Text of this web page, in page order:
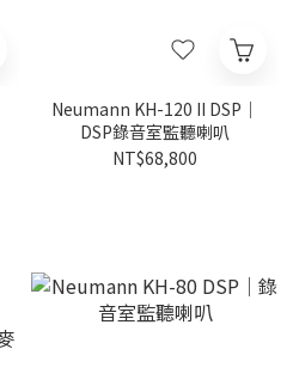
Neumann KH-120 II DSP｜
DSP錄音室監聽喇叭
NT$68,800